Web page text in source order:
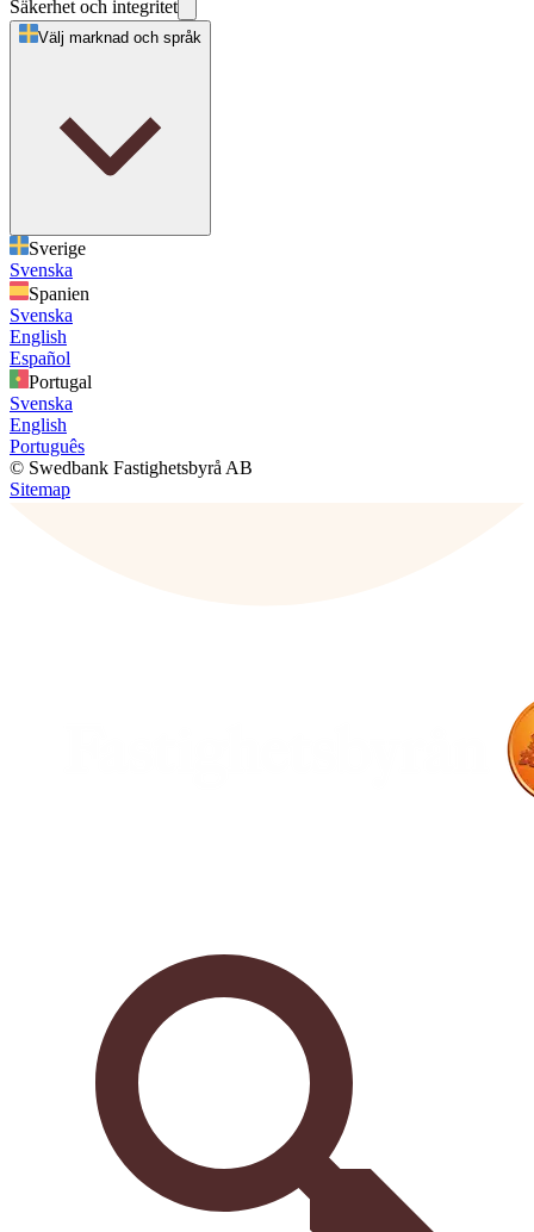
Säkerhet och integritet
Välj marknad och språk
Sverige
Svenska
Spanien
Svenska
English
Español
Portugal
Svenska
English
Português
© Swedbank Fastighetsbyrå AB
Sitemap